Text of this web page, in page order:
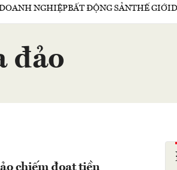
NGHIỆPBẤT ĐỘNG SẢNTHẾ GIỚI
đảo
chiếm đoạt tiền